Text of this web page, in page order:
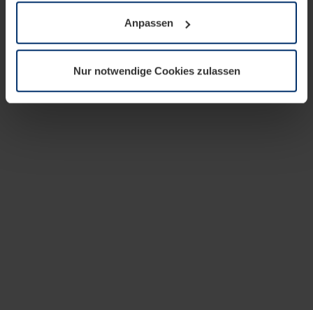
wenn diese für den Betrieb dieser Seite unbedingt
notwendig sind. Für alle anderen Cookie-Typen benötigen
wir Ihre Erlaubnis. Ihre Einwilligung können Sie jederzeit
Datenschutzerklärungunserer Website ändern oder
widerrufen.
Anpassen
Nur notwendige Cookies zulassen